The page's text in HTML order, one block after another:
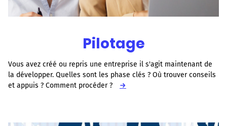
Pilotage
Vous avez créé ou repris une entreprise il s'agit maintenant de
la développer. Quelles sont les phase clés ? Où trouver conseils
et appuis ? Comment procéder ?
→